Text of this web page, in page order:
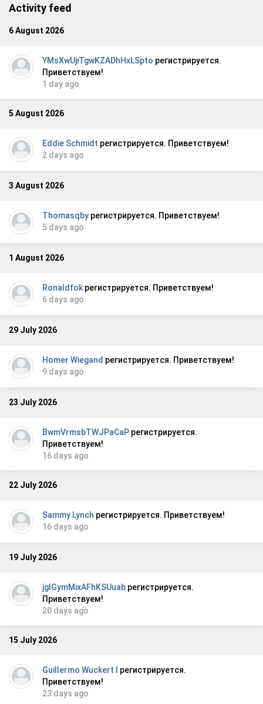
Activity feed
6 August 2026
YMsXwUjiTgwKZADhHxLSpto регистрируется.
Приветствуем!
1 day ago
5 August 2026
Eddie Schmidt регистрируется. Приветствуем!
2 days ago
3 August 2026
Thomasqby регистрируется. Приветствуем!
5 days ago
1 August 2026
Ronaldfok регистрируется. Приветствуем!
6 days ago
29 July 2026
Homer Wiegand регистрируется. Приветствуем!
9 days ago
23 July 2026
BwmVrmsbTWJPaCaP регистрируется.
Приветствуем!
16 days ago
22 July 2026
Sammy Lynch регистрируется. Приветствуем!
16 days ago
19 July 2026
jgIGymMixAFhKSUuab регистрируется.
Приветствуем!
20 days ago
15 July 2026
Guillermo Wuckert I
регистрируется.
Приветствуем!
23 days ago